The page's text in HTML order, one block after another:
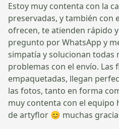
Estoy muy contenta con la
preservadas, y también con
ofrecen, te atienden rápido
pregunto por WhatsApp y
simpatía y solucionan todas
problemas con el envío. Las
empaquetadas, llegan
las fotos, tanto en forma
muy contenta con el equipo
de artyflor 😊 muchas